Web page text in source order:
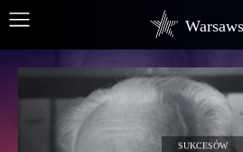
SUKCESÓW